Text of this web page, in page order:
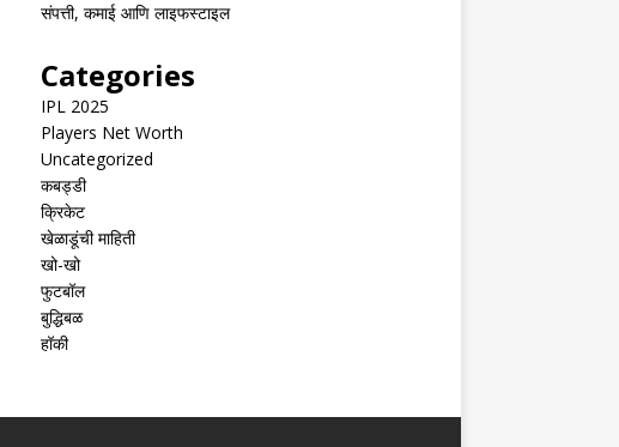
संपत्ती, कमाई आणि लाइफस्टाइल
Categories
IPL 2025
Players Net Worth
Uncategorized
कबड्डी
क्रिकेट
खेळाडूंची माहिती
खो-खो
फुटबॉल
बुद्धिबळ
हॉकी